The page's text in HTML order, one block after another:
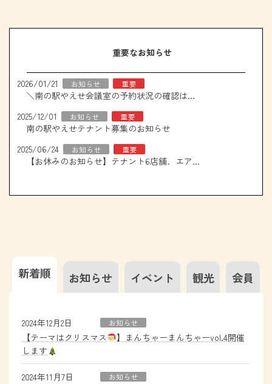
重要なお知らせ
2026/01/21 お知らせ 重要
＼南の駅やえせ会議室の予約状況の確認はこちら！／
2025/12/01
お知らせ 重要
南の駅やえせテナント募集のお知らせ
2025/06/24
お知らせ 重要
【お休みのお知らせ】テナント6店舗、エアコン取り換え工事について
新着順 お知らせ イベント 観光 会員
2024年12月2日 お知らせ
【テーマはクリスマス
】まんちゃーまんちゃーvol.4開催
します
2024年11月7日 お知らせ